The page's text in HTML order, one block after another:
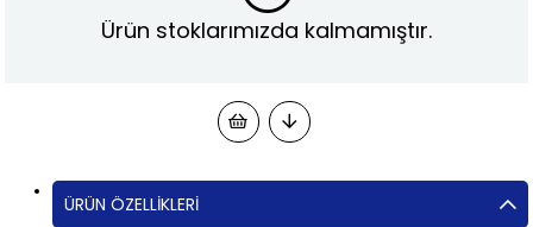
Ürün stoklarımızda kalmamıştır.
ÜRÜN ÖZELLIKLERI